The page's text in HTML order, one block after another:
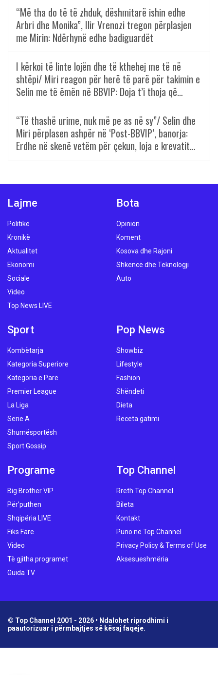
“Më tha do të të zhduk, dëshmitarë ishin edhe
Arbri dhe Monika”, Ilir Vrenozi tregon përplasjen
me Mirin: Ndërhynë edhe badiguardët
I kërkoi të linte lojën dhe të kthehej me të në
shtëpi/ Miri reagon për herë të parë për takimin e
Selin me të ëmën në BBVIP: Doja t’i thoja që…
“Të thashë urime, nuk më pe as në sy”/ Selin dhe
Miri përplasen ashpër në ‘Post-BBVIP’, banorja:
Erdhe në skenë vetëm për çekun, loja e krevatit…
Lajme
Politikë
Kronikë
Aktualitet
Ekonomi
Sociale
Video
Top News LIVE
Bota
Opinion
Koment
Kosova dhe Rajoni
Shkencë dhe Teknologji
Auto
Sport
Kombëtarja
Kategoria Superiore
Kategoria e Parë
Premier League
La Liga
Serie A
Shumësportësh
Sport Gossip
Pop News
Showbiz
Lifestyle
Fashion
Shëndeti
Dieta
Receta gatimi
Programe
Big Brother VIP
Për’puthen
Shqipëria LIVE
Fiks Fare
Video
Të gjitha programet
Guida TV
Top Channel
Rreth Top Channel
Bileta
Kontakt
Puno në Top Channel
Privacy Policy & Terms of Use
Aksesueshmëria
© Top Channel 2001 - 2026 • Ndalohet riprodhimi i
paautorizuar i përmbajtjes së kësaj faqeje.